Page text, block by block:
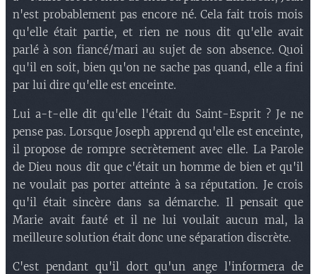
n'est probablement pas encore né. Cela fait trois mois
qu'elle était partie, et rien ne nous dit qu'elle avait
parlé à son fiancé/mari au sujet de son absence. Quoi
qu'il en soit, bien qu'on ne sache pas quand, elle a fini
par lui dire qu'elle est enceinte.
Lui a-t-elle dit qu'elle l'était du Saint-Esprit ? Je ne
pense pas. Lorsque Joseph apprend qu'elle est enceinte,
il propose de rompre secrètement avec elle. La Parole
de Dieu nous dit que c'était un homme de bien et qu'il
ne voulait pas porter atteinte à sa réputation. Je crois
qu'il était sincère dans sa démarche. Il pensait que
Marie avait fauté et il ne lui voulait aucun mal, la
meilleure solution était donc une séparation discrète.
C'est pendant qu'il dort qu'un ange l'informera de